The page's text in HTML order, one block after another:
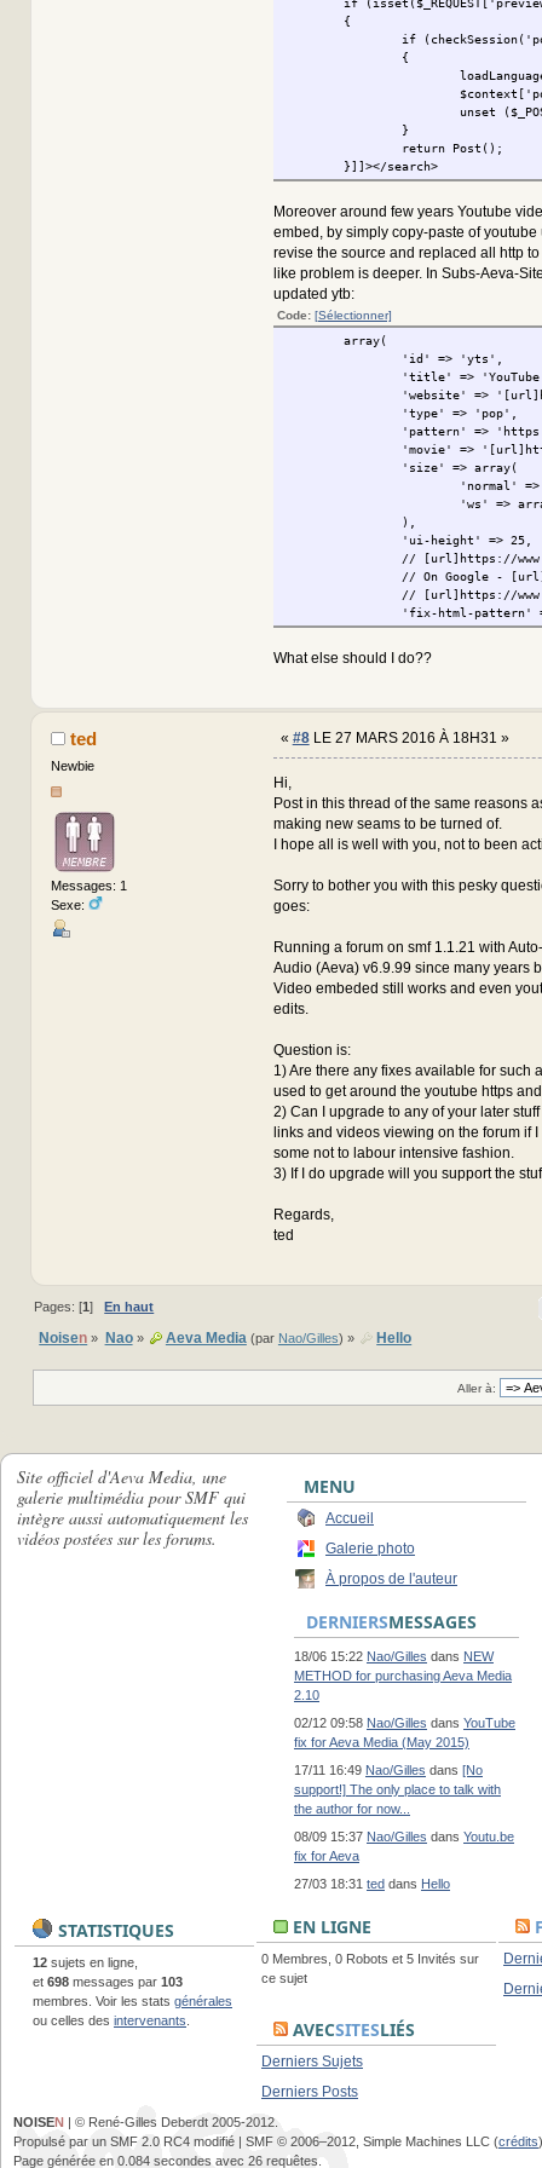
if
{
if
{
unset
}
return Post();
}]]></search>
Moreover around few years Youtube
embed, by simply copy-paste of youtube
revise the source and replaced all http
like problem is deeper. In Subs-Aeva-
updated ytb:
Code: [Sélectionner]
array(
'id' => 'yts',
'title' =>
'website' =>
'type' => 'pop',
'pattern' =>
'movie' =>
'size' => array(
'normal'
'ws' =>
),
'ui-height' => 25,
// [url]https://
// On Google -
// [url]https://
'fix-html-pattern'
'fix-html-url' =>
'lookup-actual-url'
'lookup-pattern'
'id' =>
'ws' =>
),
),
What else should I do??
ted
Newbie
Messages: 1
Sexe:
« #8LE 27 MARS 2016 À 18H31 »
Hi,
Post in this thread of the same reasons
making new seams to be turned of.
I hope all is well with you, not to been
Sorry to bother you with this pesky
goes:
Running a forum on smf 1.1.21 with
Audio (Aeva) v6.9.99 since many years
Video embeded still works and even
edits.
Question is:
1) Are there any fixes available for such
used to get around the youtube https
2) Can I upgrade to any of your later
links and videos viewing on the forum if
some not to labour intensive fashion.
3) If I do upgrade will you support the
Regards,
ted
Pages: [1] En haut
Noisen » Nao» Aeva Media (par Nao/Gilles) » Hello
Aller à:
Site officiel d'Aeva Media, une
galerie multimédia pour SMF qui
intègre aussi automatiquement les
vidéos postées sur les forums.
MENU
Accueil
Galerie photo
À propos de l'auteur
DERNIERSMESSAGES
18/06 15:22 Nao/Gilles dans NEW
METHOD for purchasing Aeva Media
2.10
02/12 09:58 Nao/Gilles dans YouTube
fix for Aeva Media (May 2015)
17/11 16:49 Nao/Gilles dans [No
support!] The only place to talk with
the author for now...
08/09 15:37 Nao/Gilles dans Youtu.be
fix for Aeva
27/03 18:31 ted dans Hello
STATISTIQUES
12 sujets en ligne,
et 698 messages par 103
membres. Voir les stats générales
ou celles des intervenants
EN LIGNE
0 Membres, 0 Robots et 5 Invités sur
ce sujet
AVECSITESLIÉS
Derniers Sujets
Derniers Posts
NOISEN | © René-Gilles Deberdt 2005-2012.
Propulsé par un SMF 2.0 RC4 modifié | SMF © 2006–2012, Simple Machines LLC (crédits)
Page générée en 0.084 secondes avec 26 requêtes.